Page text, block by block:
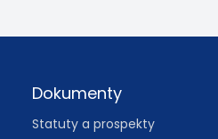
Dokumenty
Statuty a prospekty